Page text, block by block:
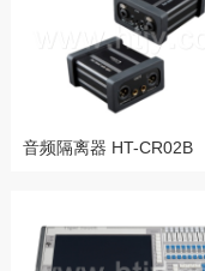
音频隔离器 HT-CR02B